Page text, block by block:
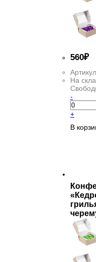
560₽
На
-
+
В